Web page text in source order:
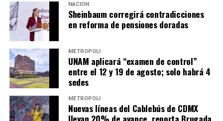
NACIÓN
Sheinbaum corregirá contradicciones
en reforma de pensiones doradas
METRÓPOLI
UNAM aplicará “examen de control”
entre el 12 y 19 de agosto; solo habrá 4
sedes
METRÓPOLI
Nuevas líneas del Cablebús de CDMX
llevan 20% de avance, reporta Brugada